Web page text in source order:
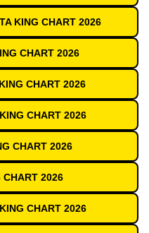
KING CHART 2026
CHART 2026
CHART 2026
CHART 2026
CHART 2026
CHART 2026
CHART 2026